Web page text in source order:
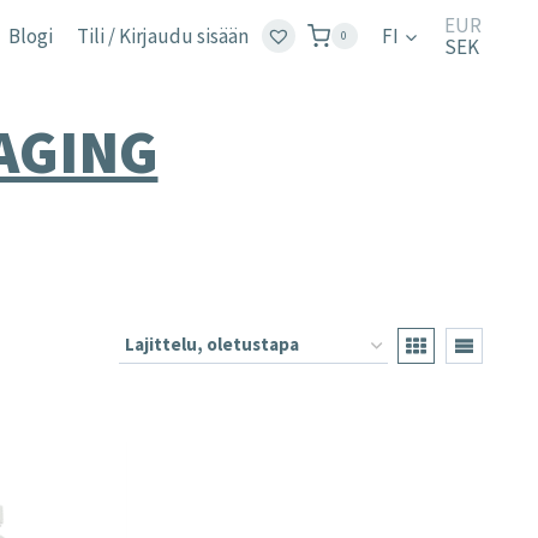
Blogi Tili / Kirjaudu sisään 0 FI
EUR
SEK